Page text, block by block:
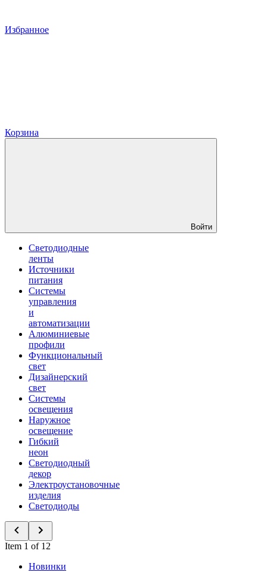
Избранное
Корзина
Войти
Светодиодные
ленты
Источники
питания
Системы
управления
и
автоматизации
Алюминиевые
профили
Функциональный
свет
Дизайнерский
свет
Системы
освещения
Наружное
освещение
Гибкий
неон
Светодиодный
декор
Электроустановочные
изделия
Светодиоды
Item 1 of 12
Новинки